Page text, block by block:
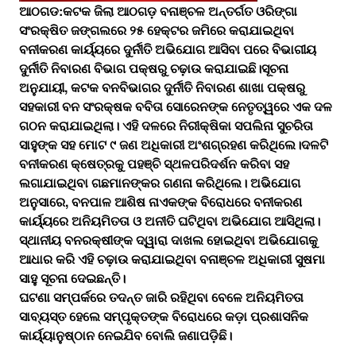
ଆଠଗଡ:କଟକ ଜିଲା ଆଠଗଡ଼ ବନାଞ୍ଚଳ ଅନ୍ତର୍ଗତ ଓରିଙ୍ଗା
ସଂରକ୍ଷିତ ଜଙ୍ଗଲରେ ୨୫ ହେକ୍ଟର ଜମିରେ କରାଯାଇଥିବା
ବନୀକରଣ କାର୍ୟ୍ୟରେ ଦୁର୍ନୀତି ଅଭିଯୋଗ ଆସିବା ପରେ ବିଭାଗୀୟ
ଦୁର୍ନୀତି ନିବାରଣ ବିଭାଗ ପକ୍ଷରୁ ଚଢ଼ାଉ କରାଯାଇଛି।ସୂଚନା
ଅନୁଯାୟୀ, କଟକ ବନବିଭାଗର ଦୁର୍ନୀତି ନିବାରଣ ଶାଖା ପକ୍ଷରୁ
ସହକାରୀ ବନ ସଂରକ୍ଷକ ବବିତା ସୋରେନଙ୍କ ନେତୃତ୍ୱରେ ଏକ ଦଳ
ଗଠନ କରାଯାଇଥିଲା। ଏହି ଦଳରେ ନିରୀକ୍ଷିକା ସପଲିନା ସୁଚରିତା
ସାହୁଙ୍କ ସହ ମୋଟ ୯ ଜଣ ଅଧିକାରୀ ଅଂଶଗ୍ରହଣ କରିଥିଲେ।ଦଳଟି
ବନୀକରଣ କ୍ଷେତ୍ରକୁ ପହଞ୍ଚି ସ୍ଥଳପରିଦର୍ଶନ କରିବା ସହ
ଲଗାଯାଇଥିବା ଗଛମାନଙ୍କର ଗଣନା କରିଥିଲେ। ଅଭିଯୋଗ
ଅନୁସାରେ, ବନପାଳ ଆଶିଷ ନାଏକଙ୍କ ବିରୋଧରେ ବନୀକରଣ
କାର୍ୟ୍ୟରେ ଅନିୟମିତତା ଓ ଅନୀତି ଘଟିଥିବା ଅଭିଯୋଗ ଆସିଥିଲା।
ସ୍ଥାନୀୟ ବନରକ୍ଷୀଙ୍କ ଦ୍ୱାରା ଦାଖଲ ହୋଇଥିବା ଅଭିଯୋଗକୁ
ଆଧାର କରି ଏହି ଚଢ଼ାଉ କରାଯାଇଥିବା ବନାଞ୍ଚଳ ଅଧିକାରୀ ସୁଷମା
ସାହୁ ସୂଚନା ଦେଇଛନ୍ତି।
ଘଟଣା ସମ୍ପର୍କରେ ତଦନ୍ତ ଜାରି ରହିଥିବା ବେଳେ ଅନିୟମିତତା
ସାବ୍ୟସ୍ତ ହେଲେ ସମ୍ପୃକ୍ତଙ୍କ ବିରୋଧରେ କଡ଼ା ପ୍ରଶାସନିକ
କାର୍ୟ୍ୟାନୁଷ୍ଠାନ ନେଇଯିବ ବୋଲି ଜଣାପଡ଼ିଛି।